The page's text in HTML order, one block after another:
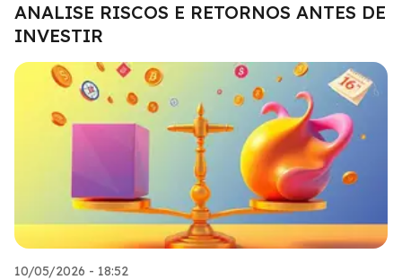
ANALISE RISCOS E RETORNOS ANTES DE
INVESTIR
10/05/2026 - 18:52